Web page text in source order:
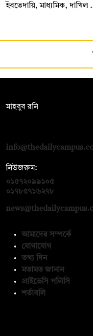
ইবতেদায়ি, মাধ্যমিক, দাখিল
মাহবুব রনি
নিউজরুম:
০১৫৭২০৯৯১০৫
০১৭৮৫৭১৬২৭৮
আমাদের সম্পর্কে
যোগাযোগ
তথ্য দিন
মতামত জানান
প্রাইভেসি পলিসি
শর্তাবলি